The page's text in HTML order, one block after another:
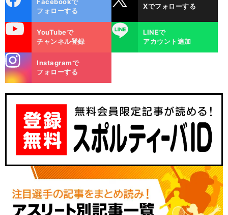
J1 。
2022
前
へ
ok
Facebookで
フォローする
Xでフォローする
YouTubeで
チャンネル登録
LINE
LINEで
アカウント追加
m
Instagramで
フォローする